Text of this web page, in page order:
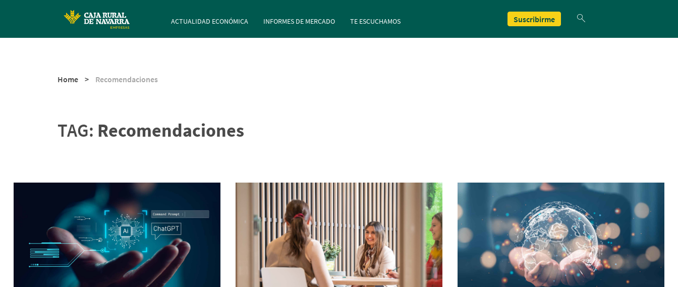
ACTUALIDAD ECONÓMICA INFORMES DE MERCADO TE ESCUCHAMOS Suscribirme
Home > Recomendaciones
TAG: Recomendaciones